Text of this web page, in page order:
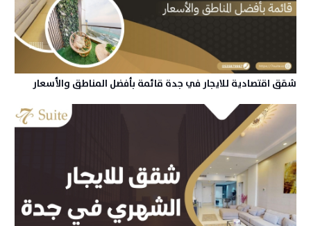
شقق اقتصادية للايجار في جدة قائمة بأفضل المناطق والأسعار